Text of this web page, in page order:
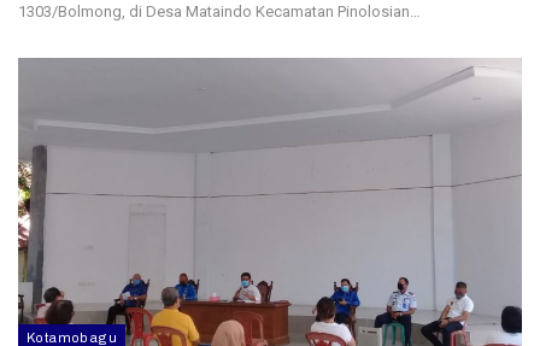
1303/Bolmong, di Desa Mataindo Kecamatan Pinolosian…
Kotamobagu